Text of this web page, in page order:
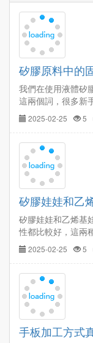
矽膠原料中的
我們在使用液體矽
這兩個詞，很多新
的不同叫法，下面
幫助大家了解固化
2025-02-25 5
矽膠娃娃和乙
矽膠娃娃和乙烯基
性都比較好，這兩
好，在進行選購前
面給大家詳細講解
2025-02-25 5
手板加工方式